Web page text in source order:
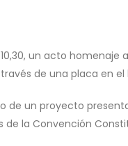
un acto
de una placa en el
de un proyecto
de la Convención